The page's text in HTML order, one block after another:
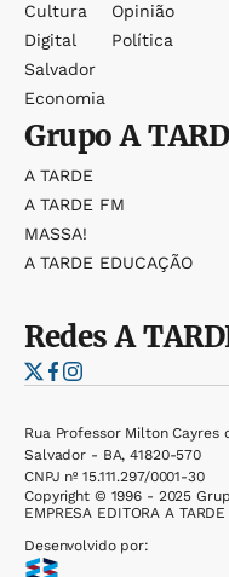
Cultura
Digital
Salvador
Economia
Opinião
Política
GrupoA
A TARDE
A TARDE FM
MASSA!
A TARDE EDUCAÇÃO
RedesA
Rua Professor Milton Cayres
Salvador - BA, 41820-570
CNPJ nº 15.111.297/0001-30
Copyright © 1996 - 2025
EMPRESA EDITORA A TARDE
Desenvolvido por: